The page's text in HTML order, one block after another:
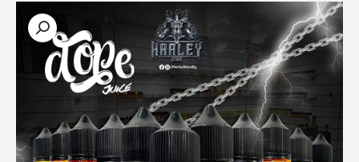
السعر:
من
خلال
كمية Dope E LIQUID MTL